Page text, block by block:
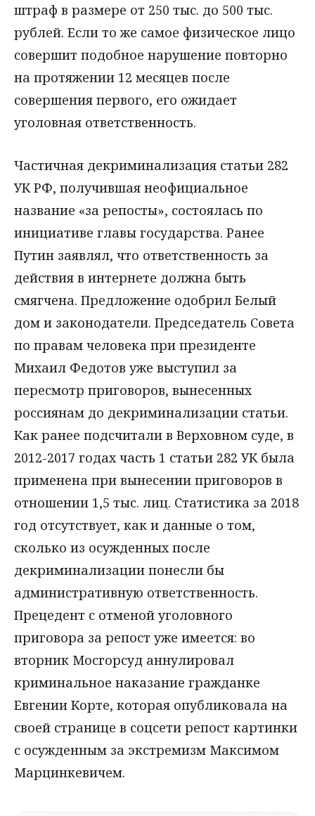
штраф в размере от 250 тыс. до 500 тыс.
рублей. Если то же самое физическое лицо
совершит подобное нарушение повторно
на протяжении 12 месяцев после
совершения первого, его ожидает
уголовная ответственность.
Частичная декриминализация статьи 282
УК РФ, получившая неофициальное
название «за репосты», состоялась по
инициативе главы государства. Ранее
Путин заявлял, что ответственность за
действия в интернете должна быть
смягчена. Предложение одобрил Белый
дом и законодатели. Председатель Совета
по правам человека при президенте
Михаил Федотов уже выступил за
пересмотр приговоров, вынесенных
россиянам до декриминализации статьи.
Как ранее подсчитали в Верховном суде, в
2012-2017 годах часть 1 статьи 282 УК была
применена при вынесении приговоров в
отношении 1,5 тыс. лиц. Статистика за 2018
год отсутствует, как и данные о том,
сколько из осужденных после
декриминализации понесли бы
административную ответственность.
Прецедент с отменой уголовного
приговора за репост уже имеется: во
вторник Мосгорсуд аннулировал
криминальное наказание гражданке
Евгении Корте, которая опубликовала на
своей странице в соцсети репост картинки
с осужденным за экстремизм Максимом
Марцинкевичем.